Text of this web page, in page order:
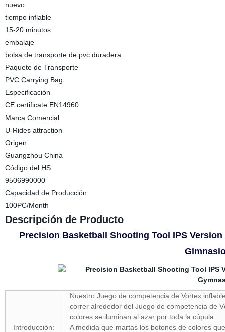
nuevo
tiempo inflable
15-20 minutos
embalaje
bolsa de transporte de pvc duradera
Paquete de Transporte
PVC Carrying Bag
Especificación
CE certificate EN14960
Marca Comercial
U-Rides attraction
Origen
Guangzhou China
Código del HS
9506990000
Capacidad de Producción
100PC/Month
Descripción de Producto
Precision Basketball Shooting Tool IPS
Introducción:
Nuestro Juego de competencia de Vortex
correr alrededor del Juego de competencia de
colores se iluminan al azar por toda la cúpula
A medida que martas los botones de colores